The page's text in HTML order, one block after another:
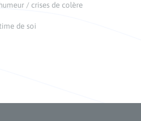
/ crises de colère
de soi